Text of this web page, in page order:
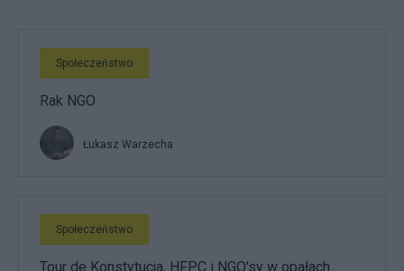
Społeczeństwo
Rak NGO
Łukasz Warzecha
Społeczeństwo
Tour de Konstytucja, HFPC i NGO'sy w opałach.